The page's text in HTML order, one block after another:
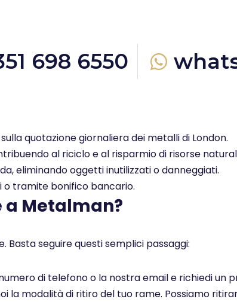
698 6550
quotazione giornaliera dei metalli di London.
al riciclo e al risparmio di risorse
eliminando oggetti inutilizzati o danneggiati.
tramite bonifico bancario.
a Metalman?
seguire questi semplici passaggi:
di telefono o la nostra email e richiedi un
modalità di ritiro del tuo rame. Possiamo